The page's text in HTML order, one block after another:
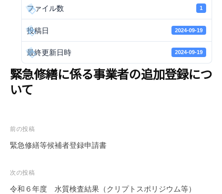
a
t
e
r
S
u
p
u
h
o
ファイル数 1
投稿日 2024-09-19
最終更新日時 2024-09-19
緊急修繕に係る事業者の追加登録につ
いて
投
稿
ビ
ゲ
前の投稿
緊急修繕等候補者登録申請書
次の投稿
令和６年度 水質検査結果（クリプトスポリジウム等）